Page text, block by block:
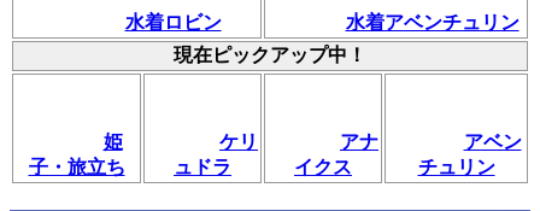
水着ロビン
水着アベンチュリン
現在ピックアップ中！
姫
子・旅立ち
ケリ
ュドラ
アナ
イクス
アベン
チュリン